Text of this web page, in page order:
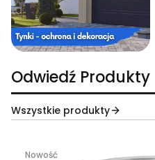
Odwiedź Produkty
Wszystkie produkty
Nowość